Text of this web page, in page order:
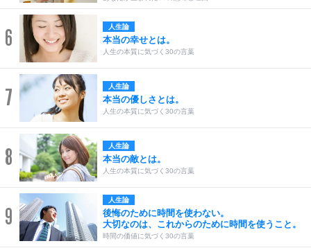
6 人生論
本当の幸せとは。
人生の本質に気づく30の言葉
7 人生論
本当の優しさとは。
人生の本質に気づく30の言葉
8 人生論
本当の敵とは。
人生の本質に気づく30の言葉
9
人生論
後悔のために時間を使わない。
大切なのは、これからのために時間を使うこと。
時間の価値に気づく30の言葉